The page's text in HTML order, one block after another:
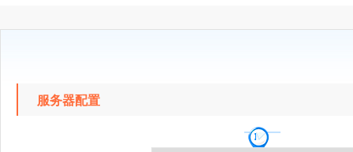
服务器配置